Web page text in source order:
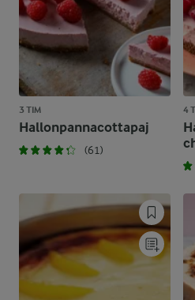
3 TIM
Hallonpannacottapaj
(61)
4